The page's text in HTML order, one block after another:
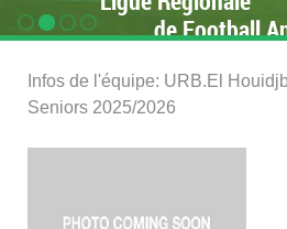
de Football
Infos de l'équipe: URB.El
Seniors 2025/2026